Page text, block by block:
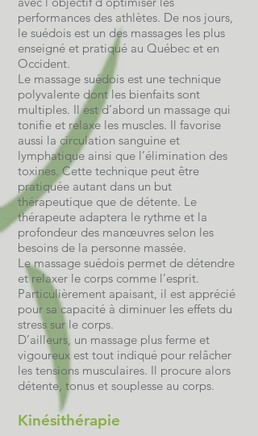
performances des athlètes. De nos jours,
le suédois est un des massages les plus
enseigné et pratiqué au Québec et en
Occident.
Le massage suédois est une technique
polyvalente dont les bienfaits sont
multiples. Il est d’abord un massage qui
tonifie et relaxe les muscles. Il favorise
aussi la circulation sanguine et
lymphatique ainsi que l’élimination des
toxines. Cette technique peut être
pratiquée autant dans un but
thérapeutique que de détente. Le
thérapeute adaptera le rythme et la
profondeur des manœuvres selon les
besoins de la personne massée.
Le massage suédois permet de détendre
et relaxer le corps comme l’esprit.
Particulièrement apaisant, il est apprécié
pour sa capacité à diminuer les effets du
stress sur le corps.
D’ailleurs, un massage plus ferme et
vigoureux est tout indiqué pour relâcher
les tensions musculaires. Il procure alors
détente, tonus et souplesse au corps.
Kinésithérapie